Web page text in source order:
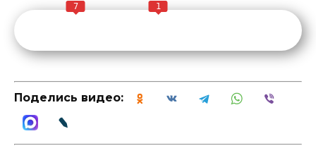
7 1
Поделись видео: